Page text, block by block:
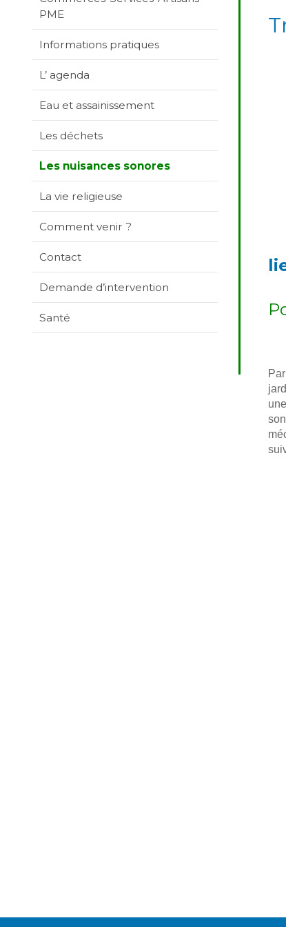
PME
Informations pratiques
L’ agenda
Eau et assainissement
Les déchets
Les nuisances sonores
La vie religieuse
Comment venir ?
Contact
Demande d’intervention
Santé